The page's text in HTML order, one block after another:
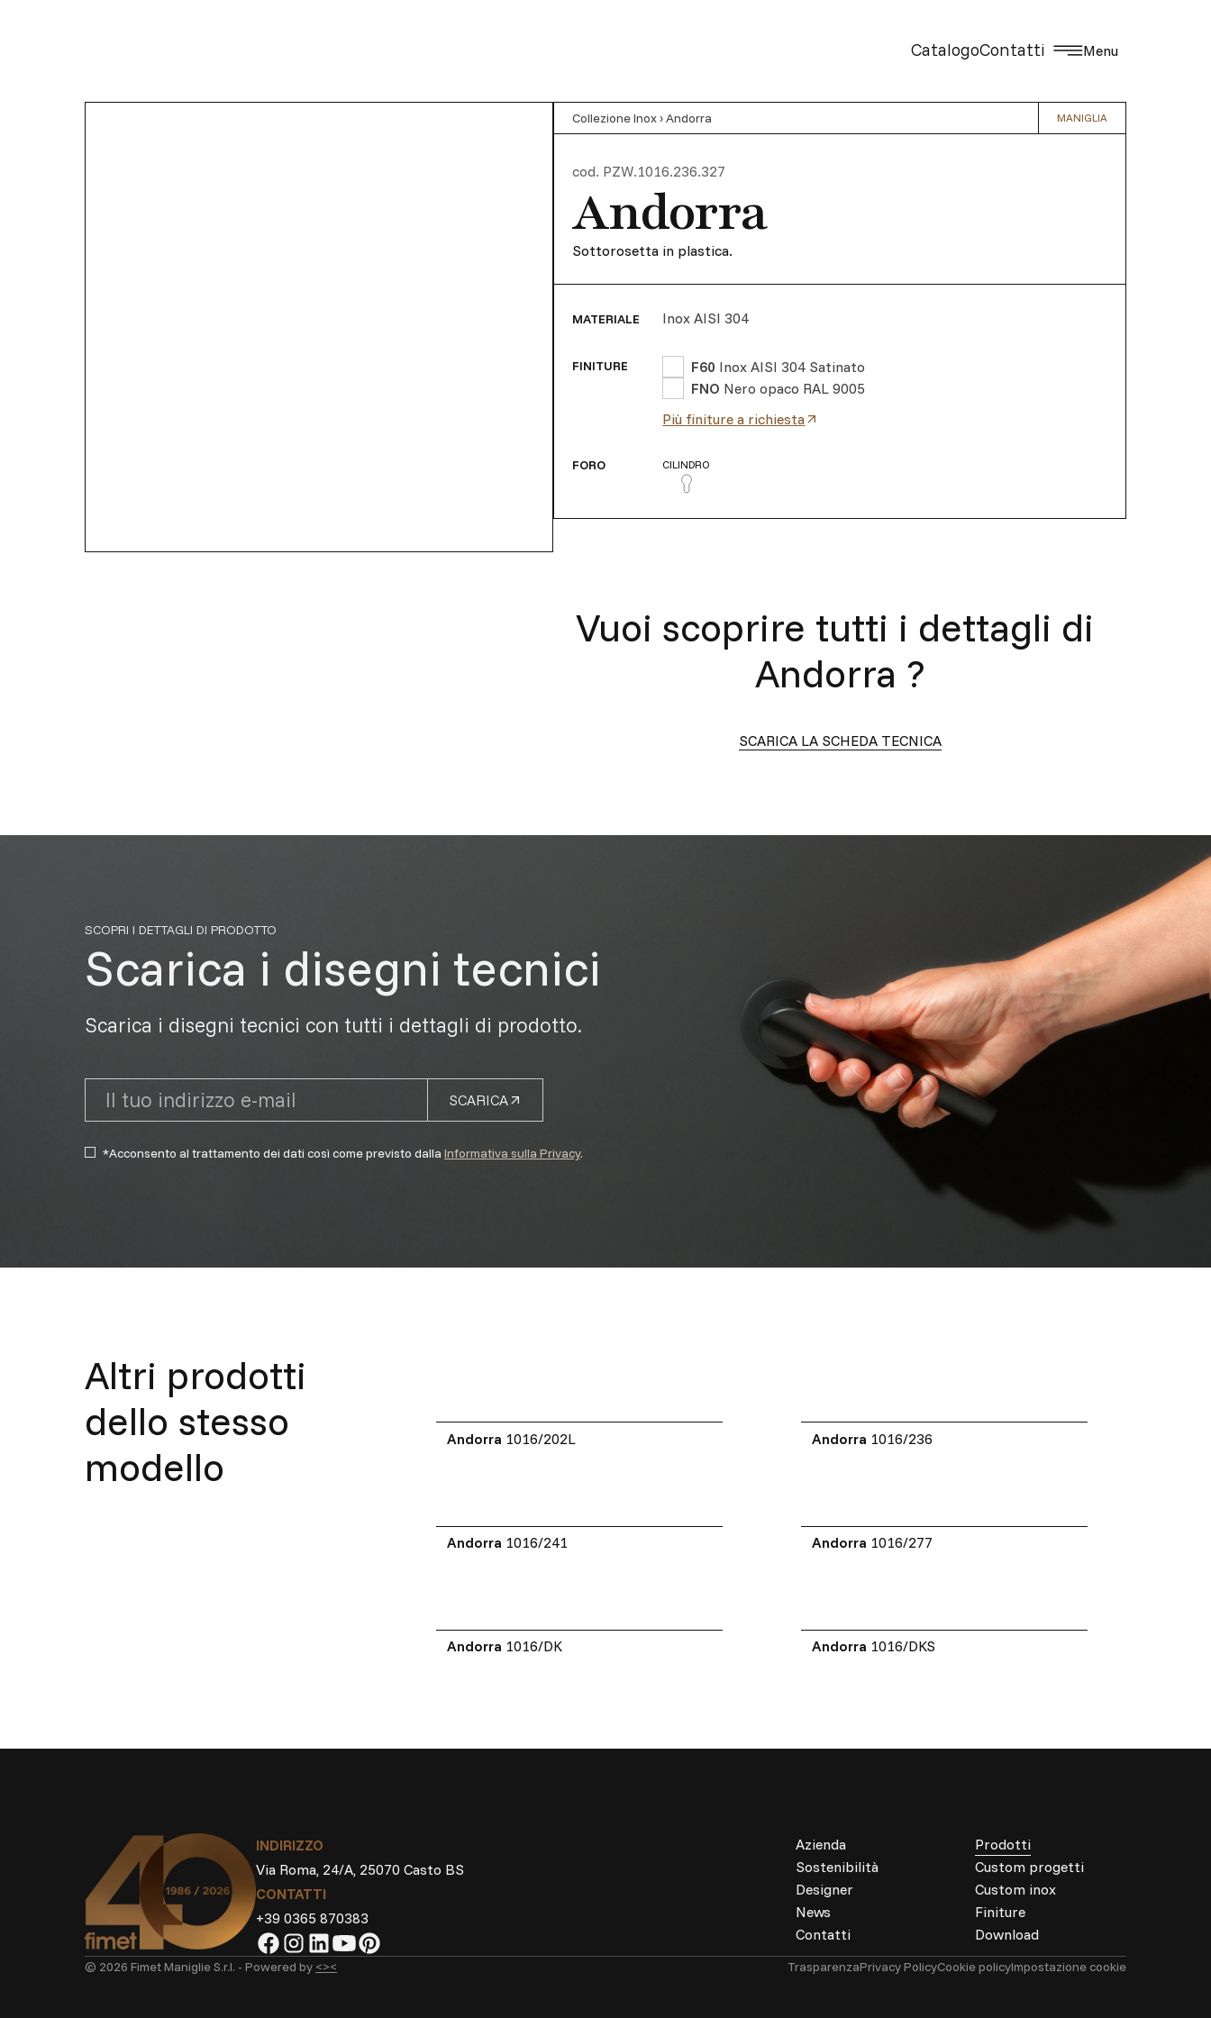
CatalogoContatti Menu
Collezione Inox›Andorra MANIGLIA
cod. PZW.1016.236.327
Andorra
Sottorosetta in plastica.
MATERIALE Inox AISI 304
FINITURE F60 Inox AISI 304 Satinato
FNO Nero opaco RAL 9005
Più finiture a richiesta
FORO CILINDRO
Vuoi scoprire tutti i dettagli di
Andorra ?
SCARICA LA SCHEDA TECNICA
SCOPRI I DETTAGLI DI PRODOTTO
Scarica i disegni tecnici
Scarica i disegni tecnici con tutti i dettagli di prodotto.
SCARICA
*Acconsento al trattamento dei dati così come previsto dallaInformativa sulla Privacy.
Altri prodotti
dello stesso
modello
Andorra 1016/202L Andorra 1016/236
Andorra 1016/241 Andorra 1016/277
Andorra 1016/DK Andorra 1016/DKS
INDIRIZZO
Via Roma, 24/A, 25070 Casto BS
CONTATTI
+39 0365 870383
Azienda
Sostenibilità
Designer
News
Contatti
Prodotti
Custom progetti
Custom inox
Finiture
Download
© 2026 Fimet Maniglie S.r.l. -Powered by <>< TrasparenzaPrivacy PolicyCookie policyImpostazione cookie